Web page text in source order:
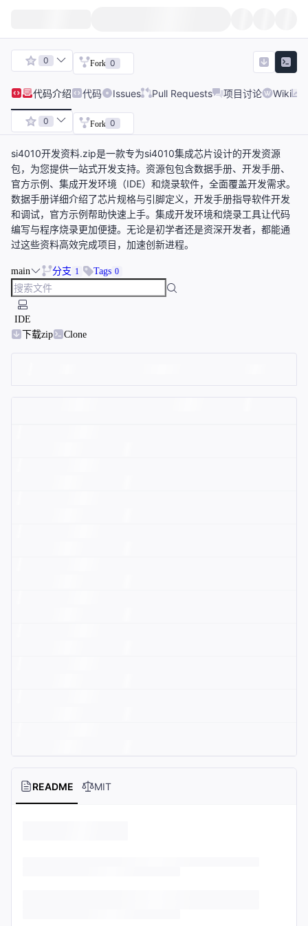
0 Fork 0
代码介绍 代码 Issues Pull Requests 项目讨论 Wiki
0 Fork 0
si4010开发资料.zip是一款专为si4010集成芯片设计的开发资源
包，为您提供一站式开发支持。资源包包含数据手册、开发手册、
官方示例、集成开发环境（IDE）和烧录软件，全面覆盖开发需求。
数据手册详细介绍了芯片规格与引脚定义，开发手册指导软件开发
和调试，官方示例帮助快速上手。集成开发环境和烧录工具让代码
编写与程序烧录更加便捷。无论是初学者还是资深开发者，都能通
过这些资料高效完成项目，加速创新进程。
main 分支 1 Tags 0
IDE
下载zip
Clone
README MIT